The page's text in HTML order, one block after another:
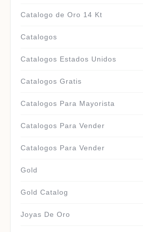
Catalogo de Oro 14 Kt
Catalogos
Catalogos Estados Unidos
Catalogos Gratis
Catalogos Para Mayorista
Catalogos Para Vender
Catalogos Para Vender
Gold
Gold Catalog
Joyas De Oro